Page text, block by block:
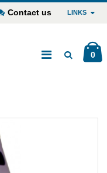
Contact us LINKS
0